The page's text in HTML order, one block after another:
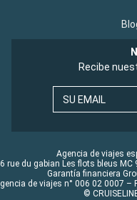
Recibe
SU EMAIL
Agencia de viajes
rue du gabian Les flots bleus
Garantía financiera
de viajes n° 006 02 0007
©